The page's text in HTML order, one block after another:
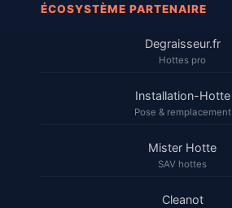
ÉCOSYSTÈME PARTENAIRE
Degraisseur.fr
Hottes pro
Installation-Hotte
Pose & remplacement
Mister Hotte
SAV hottes
Cleanot